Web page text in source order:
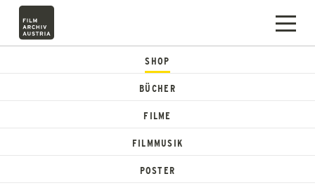
SHOP
BÜCHER
FILME
FILMMUSIK
POSTER